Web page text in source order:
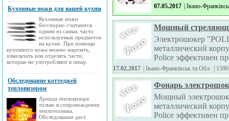
07.05.2017 | Івано-
Мощный
Электрошокер
металлический
Police эффективен
17.02.2017 | Івано-Франківськ та Обл.
Фонарь
Мощный
металлический
Police эффективен
Кухонные ножи для вашей кухни
Кухонные ножи
бесспорно считаются
одним из самых часто
используемых предметов
на кухне. При помощи
кухонного ножа можно нарезать,
измельчать или отделять части,
которые не употребляют в пищу.
Обследование коттеджей
тепловизором
Аренда тепловизора
только в сопровождении
теплотехника.
Обследование даст